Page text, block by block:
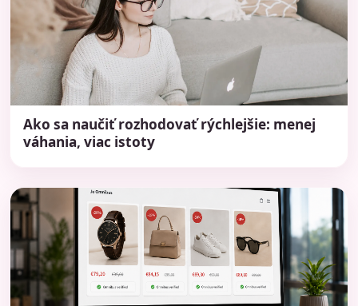
Ako sa naučiť rozhodovať rýchlejšie: menej
váhania, viac istoty